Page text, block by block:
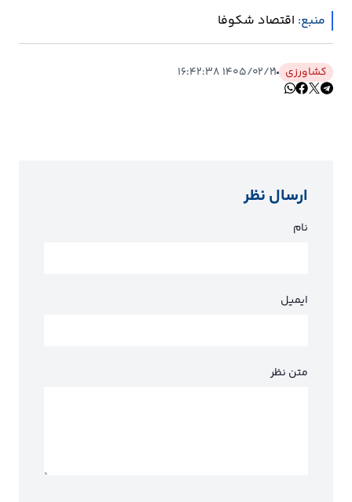
منبع: اقتصاد شکوفا
کشاورزی ۱۴۰۵/۰۲/۲۱ ۱۶:۴۲:۳۸
ارسال نظر
نام
ایمیل
متن نظر